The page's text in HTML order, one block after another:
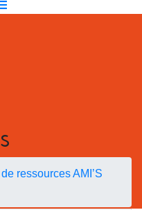
ressources AMI’S